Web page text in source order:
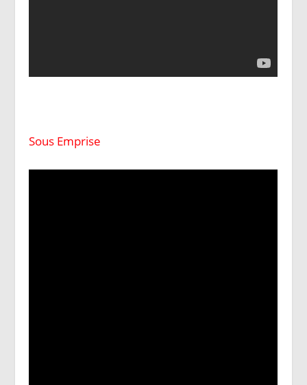
Sous Emprise